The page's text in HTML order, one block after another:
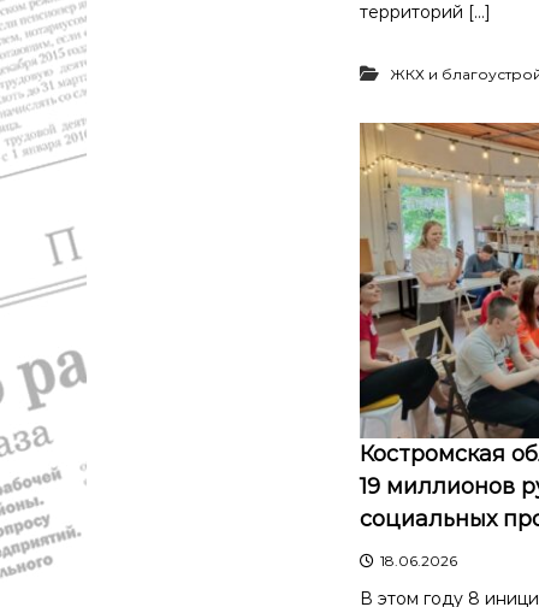
территорий […]
ЖКХ и
Костромская
19 миллионов
социальных
18.06.2026
В этом году 8